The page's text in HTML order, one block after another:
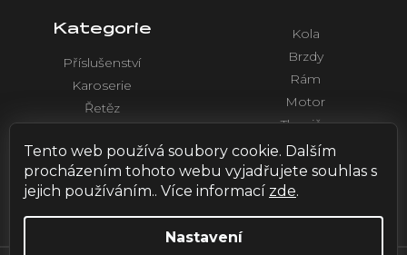
Tento web používá soubory cookie. Dalším
procházením tohoto webu vyjadřujete souhlas s
jejich používáním.. Více informací zde.
Nastavení
Kategorie
Příslušenství
Karoserie
Řetěz
Elektronika
Kola
Brzdy
Rám
Motor
Tlumiče
Řídítka a ovládaní